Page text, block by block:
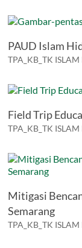
PAUD Islam
TPA_KB_TK
Field Trip
TPA_KB_TK
Mitigasi
Semarang
TPA_KB_TK